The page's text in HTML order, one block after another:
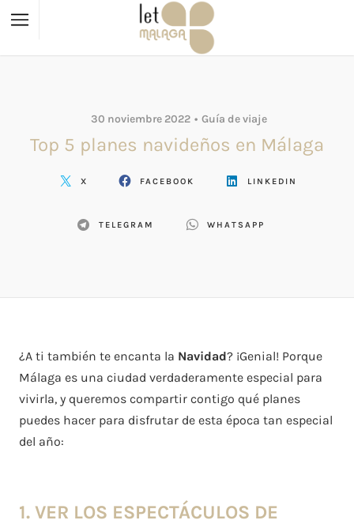
30 noviembre 2022 Guía de viaje
Top 5 planes navideños en Málaga
X FACEBOOK LINKEDIN
TELEGRAM WHATSAPP
¿A ti también te encanta la Navidad? ¡Genial! Porque
Málaga es una ciudad verdaderamente especial para
vivirla, y queremos compartir contigo qué planes
puedes hacer para disfrutar de esta época tan especial
del año:
1. VER LOS ESPECTÁCULOS DE